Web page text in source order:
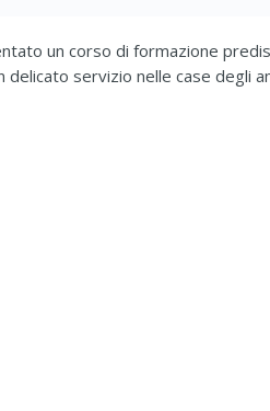
un corso di formazione
delicato servizio nelle case degli